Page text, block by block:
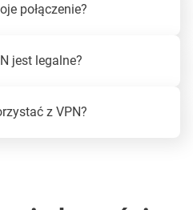
połączenie?
jest legalne?
z VPN?